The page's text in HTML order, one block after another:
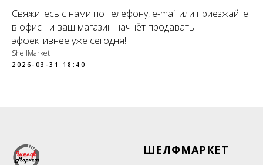
Свяжитесь с нами по телефону, e-mail или приезжайте
в офис - и ваш магазин начнёт продавать
эффективнее уже сегодня!
ShelfMarket
2026-03-31 18:40
ШЕЛФМАРКЕТ